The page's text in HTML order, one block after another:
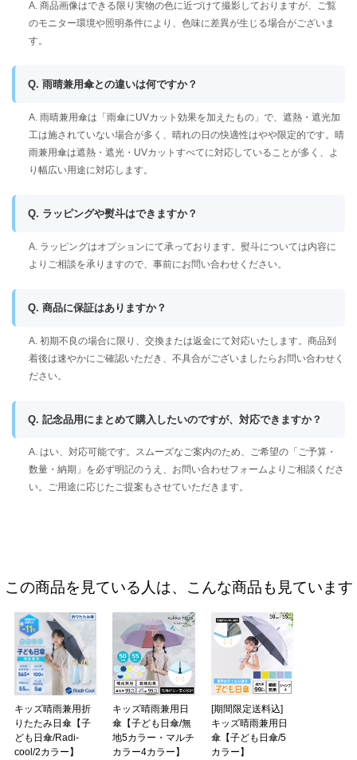
A. 商品画像はできる限り実物の色に近づけて撮影しておりますが、ご覧
のモニター環境や照明条件により、色味に差異が生じる場合がございま
す。
Q. 雨晴兼用傘との違いは何ですか？
A. 雨晴兼用傘は「雨傘にUVカット効果を加えたもの」で、遮熱・遮光加
工は施されていない場合が多く、晴れの日の快適性はやや限定的です。晴
雨兼用傘は遮熱・遮光・UVカットすべてに対応していることが多く、よ
り幅広い用途に対応します。
Q. ラッピングや熨斗はできますか？
A. ラッピングはオプションにて承っております。熨斗については内容に
よりご相談を承りますので、事前にお問い合わせください。
Q. 商品に保証はありますか？
A. 初期不良の場合に限り、交換または返金にて対応いたします。商品到
着後は速やかにご確認いただき、不具合がございましたらお問い合わせく
ださい。
Q. 記念品用にまとめて購入したいのですが、対応できますか？
A. はい、対応可能です。スムーズなご案内のため、ご希望の「ご予算・
数量・納期」を必ず明記のうえ、お問い合わせフォームよりご相談くださ
い。ご用途に応じたご提案もさせていただきます。
この商品を見ている人は、こんな商品も見ています
キッズ晴雨兼用折
りたたみ日傘【子
ども日傘/Radi-
cool/2カラー】
キッズ晴雨兼用日
傘【子ども日傘/無
地5カラー・マルチ
カラー4カラー】
[期間限定送料込]
キッズ晴雨兼用日
傘【子ども日傘/5
カラー】